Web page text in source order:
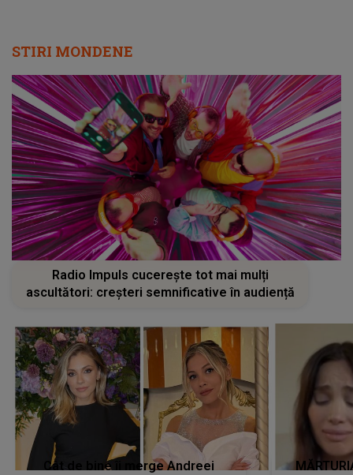
STIRI MONDENE
Radio Impuls cucerește tot mai mulți
ascultători: creșteri semnificative în audiență
Cât de bine îi merge Andreei